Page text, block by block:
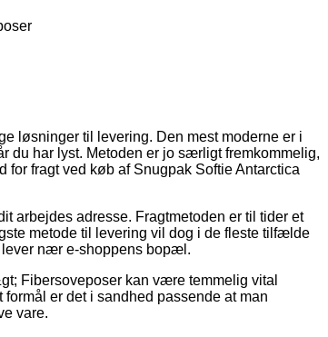
løsninger til levering. Den mest moderne er i
du har lyst. Metoden er jo særligt fremkommelig,
fragt ved køb af Snugpak Softie Antarctica
arbejdes adresse. Fragtmetoden er til tider et
metode til levering vil dog i de fleste tilfælde
lever nær e-shoppens bopæl.
Fibersoveposer kan være temmelig vital
er det i sandhed passende at man
vare.